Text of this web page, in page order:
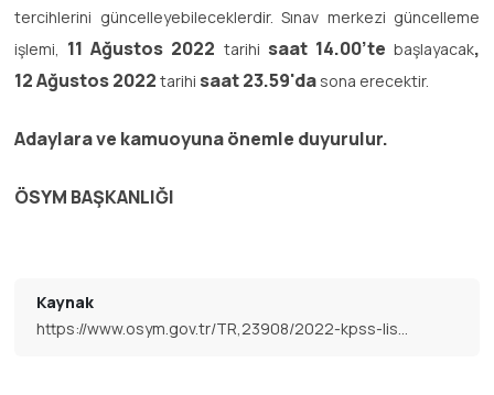
tercihlerini güncelleyebileceklerdir. Sınav merkezi güncelleme
işlemi, 11 Ağustos 2022 tarihi saat 14.00’tebaşlayacak,
12 Ağustos 2022 tarihi saat 23.59'da sona erecektir.
Adaylara ve kamuoyuna önemle duyurulur.
ÖSYM BAŞKANLIĞI
Kaynak
https://www.osym.gov.tr/TR,23908/2022-kpss-lisans-genel-yetenek-genel-kultur-egitim-bilimleri-alan-bilgisi-oabt-oturumlari-icin--sinav-merkezi-tercihlerinin-guncellenmesi-09082022.html